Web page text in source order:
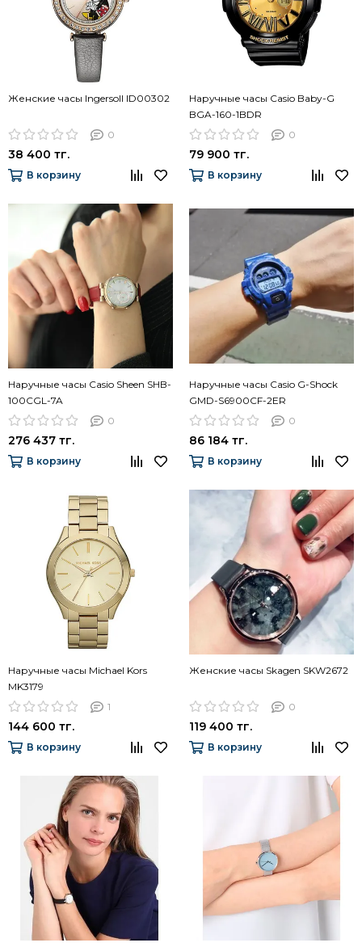
Женские часы Ingersoll ID00302
0
38 400 тг.
В корзину
Наручные часы Casio Baby-G
BGA-160-1BDR
0
79 900 тг.
В корзину
Наручные часы Casio Sheen SHB-
100CGL-7A
0
276 437 тг.
В корзину
Наручные часы Casio G-Shock
GMD-S6900CF-2ER
0
86 184 тг.
В корзину
Наручные часы Michael Kors
MK3179
1
144 600 тг.
В корзину
Женские часы Skagen SKW2672
0
119 400 тг.
В корзину